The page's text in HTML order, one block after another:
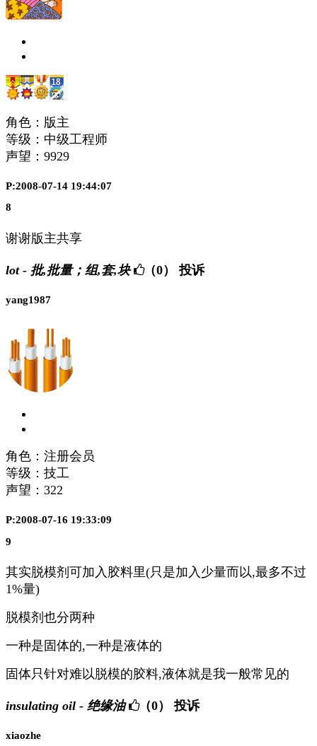
角色：版主
等级：中级工程师
声望： 9929
P:2008-07-14 19:44:07
8
谢谢版主共享
lot - 批,批量；组,套,块 （0） 投诉
yang1987
角色：注册会员
等级：技工
声望： 322
P:2008-07-16 19:33:09
9
其实脱模剂可加入胶料里(只是加入少量而以,最多不过
1%量)
脱模剂也分两种
一种是固体的,一种是液体的
固体只针对难以脱模的胶料,液体就是我一般常见的
insulating oil - 绝缘油 （0） 投诉
xiaozhe